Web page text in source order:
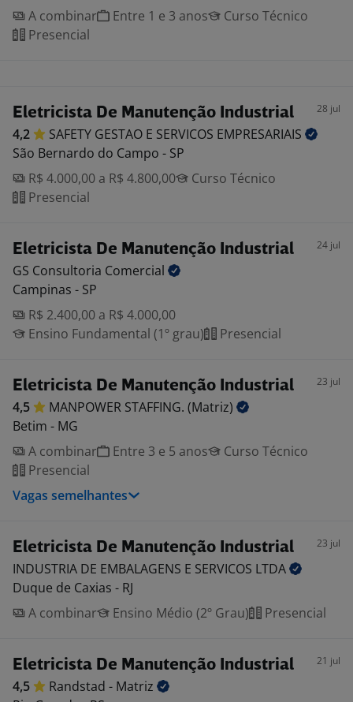
A combinar
Entre 1 e 3 anos
Curso Técnico
Presencial
Eletricista De Manutenção Industrial 28 jul
4,2 SAFETY GESTAO E SERVICOS EMPRESARIAIS
São Bernardo do Campo - SP
R$ 4.000,00 a R$ 4.800,00
Curso Técnico
Presencial
Eletricista De Manutenção Industrial 24 jul
GS Consultoria Comercial
Campinas - SP
R$ 2.400,00 a R$ 4.000,00
Ensino Fundamental (1º grau)
Presencial
Eletricista De Manutenção Industrial 23 jul
4,5 MANPOWER STAFFING. (Matriz)
Betim - MG
A combinar
Entre 3 e 5 anos
Curso Técnico
Presencial
Vagas semelhantes
Eletricista De Manutenção Industrial 23 jul
INDUSTRIA DE EMBALAGENS E SERVICOS LTDA
Duque de Caxias - RJ
A combinar
Ensino Médio (2º Grau) Presencial
Eletricista De Manutenção Industrial 21 jul
4,5 Randstad - Matriz